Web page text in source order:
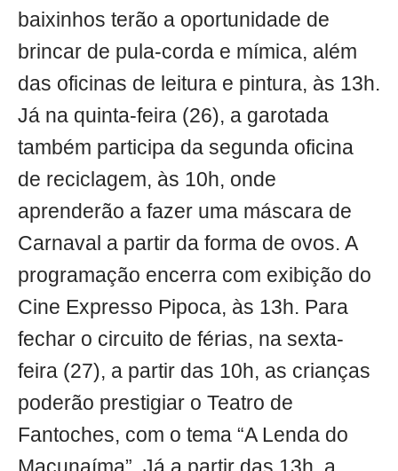
baixinhos terão a oportunidade de
brincar de pula-corda e mímica, além
das oficinas de leitura e pintura, às 13h.
Já na quinta-feira (26), a garotada
também participa da segunda oficina
de reciclagem, às 10h, onde
aprenderão a fazer uma máscara de
Carnaval a partir da forma de ovos. A
programação encerra com exibição do
Cine Expresso Pipoca, às 13h. Para
fechar o circuito de férias, na sexta-
feira (27), a partir das 10h, as crianças
poderão prestigiar o Teatro de
Fantoches, com o tema “A Lenda do